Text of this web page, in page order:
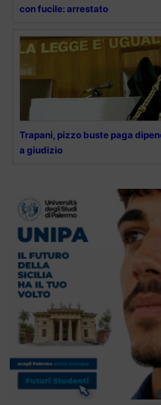
con fucile: arrestato
Trapani, pizzo buste paga
a giudizio